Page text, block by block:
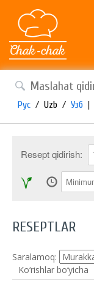
Рус / Uzb / Узб |
Resept qidirish:
RESEPTLAR
Saralamoq:
Ko‘rishlar bo‘yicha